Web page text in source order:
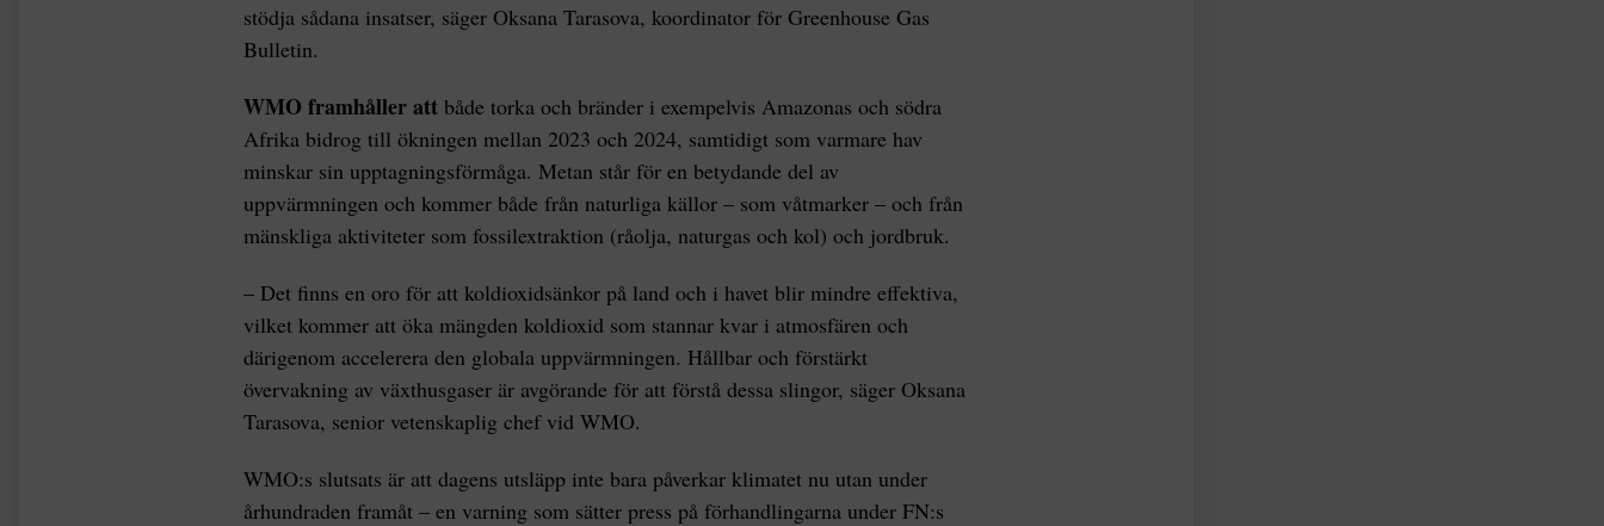
stödja sådana insatser, säger Oksana Tarasova, koordinator för Greenhouse Gas
Bulletin.
WMO framhåller att både torka och bränder i exempelvis Amazonas och södra
Afrika bidrog till ökningen mellan 2023 och 2024, samtidigt som varmare hav
minskar sin upptagningsförmåga. Metan står för en betydande del av
uppvärmningen och kommer både från naturliga källor – som våtmarker – och från
mänskliga aktiviteter som fossilextraktion (råolja, naturgas och kol) och jordbruk.
– Det finns en oro för att koldioxidsänkor på land och i havet blir mindre effektiva,
vilket kommer att öka mängden koldioxid som stannar kvar i atmosfären och
därigenom accelerera den globala uppvärmningen. Hållbar och förstärkt
övervakning av växthusgaser är avgörande för att förstå dessa slingor, säger Oksana
Tarasova, senior vetenskaplig chef vid WMO.
WMO:s slutsats är att dagens utsläpp inte bara påverkar klimatet nu utan under
århundraden framåt – en varning som sätter press på förhandlingarna under FN:s